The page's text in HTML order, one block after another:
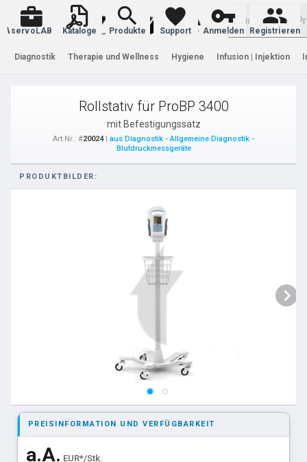
Warenkorb
servoLAB Kataloge Produkte Support Anmelden Registrieren
Diagnostik Therapie und Wellness Hygiene Infusion | Injektion
Rollstativ für ProBP 3400
mit Befestigungssatz
Art.Nr.: #20024| aus Diagnostik - Allgemeine Diagnostik -
Blutdruckmessgeräte
PRODUKTBILDER:
PREISINFORMATION UND VERFÜGBARKEIT
a.A. EUR*/Stk.